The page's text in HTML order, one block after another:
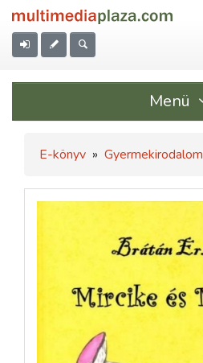
Menü
E-könyv » Gyermekirodalom